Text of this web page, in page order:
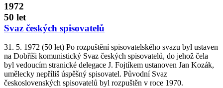
1972
50 let
Svaz českých spisovatelů
31. 5. 1972 (50 let) Po rozpuštění spisovatelského svazu byl ustaven
na Dobříši komunistický Svaz českých spisovatelů, do jehož čela
byl vedoucím stranické delegace J. Fojtíkem ustanoven Jan Kozák,
umělecky nepříliš úspěšný spisovatel. Původní Svaz
československých spisovatelů byl rozpuštěn v roce 1970.